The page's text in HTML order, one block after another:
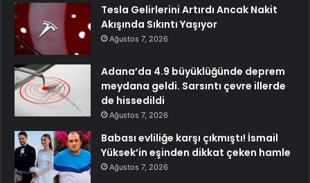
Tesla Gelirlerini Artırdı Ancak Nakit
Akışında Sıkıntı Yaşıyor
Ağustos 7, 2026
Adana’da 4.9 büyüklüğünde deprem
meydana geldi. Sarsıntı çevre illerde
de hissedildi
Ağustos 7, 2026
Babası evliliğe karşı çıkmıştı! İsmail
Yüksek’in eşinden dikkat çeken hamle
Ağustos 7, 2026